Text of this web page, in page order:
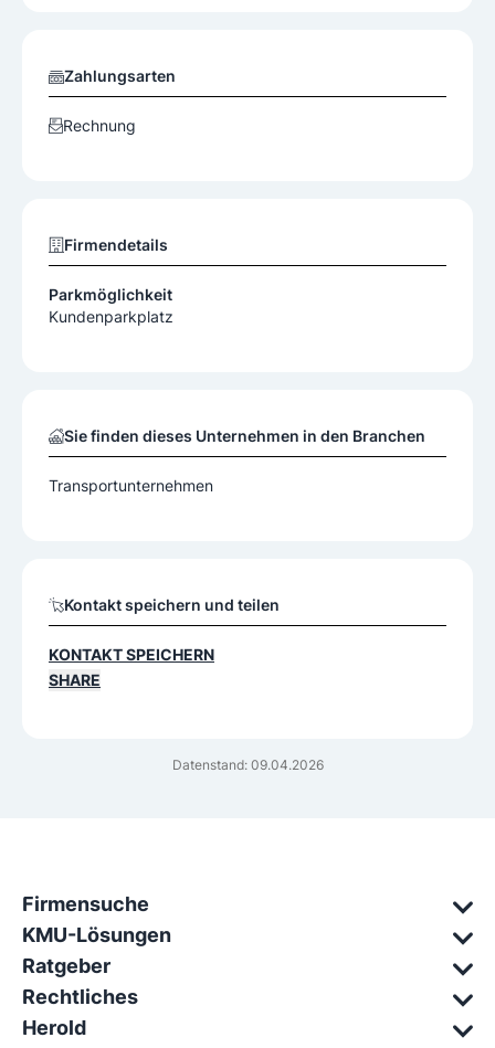
Datenstand: 09.04.2026
Zahlungsarten
Rechnung
Firmendetails
Parkmöglichkeit
Kundenparkplatz
Sie finden dieses Unternehmen in den Branchen
Transportunternehmen
Kontakt speichern und teilen
KONTAKT SPEICHERN
SHARE
Firmensuche
KMU-Lösungen
Ratgeber
Rechtliches
Herold